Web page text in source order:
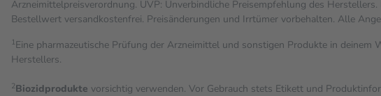
Arzneimittelpreisverordnung. UVP: Unverbindliche Preisempfehlung des
Bestell­wert versand­kosten­frei. Preisänderungen und Irrtümer vorbehalten. Alle
1Eine pharmazeutische Prüfung der Arzneimittel und sonstigen Produkte in
Herstellers.
2Biozidprodukte vorsichtig verwenden. Vor Gebrauch stets Etikett und